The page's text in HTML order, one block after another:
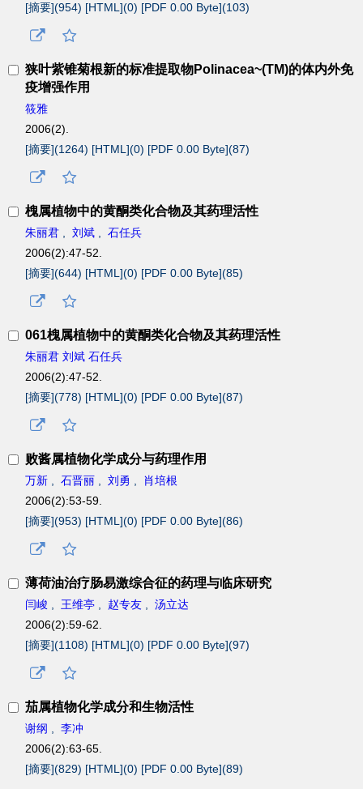
[摘要](954) [HTML](0) [PDF 0.00 Byte](103)
狭叶紫锥菊根新的标准提取物Polinacea~(TM)的体内外免
疫增强作用
筱雅
2006(2).
[摘要](1264) [HTML](0) [PDF 0.00 Byte](87)
槐属植物中的黄酮类化合物及其药理活性
朱丽君 , 刘斌 , 石任兵
2006(2):47-52.
[摘要](644) [HTML](0) [PDF 0.00 Byte](85)
061槐属植物中的黄酮类化合物及其药理活性
朱丽君 刘斌 石任兵
2006(2):47-52.
[摘要](778) [HTML](0) [PDF 0.00 Byte](87)
败酱属植物化学成分与药理作用
万新 , 石晋丽 , 刘勇 ,
肖培根
2006(2):53-59.
[摘要](953) [HTML](0) [PDF 0.00 Byte](86)
薄荷油治疗肠易激综合征的药理与临床研究
闫峻 , 王维亭 , 赵专友 , 汤立达
2006(2):59-62.
[摘要](1108) [HTML](0) [PDF 0.00 Byte](97)
茄属植物化学成分和生物活性
谢纲 , 李冲
2006(2):63-65.
[摘要](829) [HTML](0) [PDF 0.00 Byte](89)